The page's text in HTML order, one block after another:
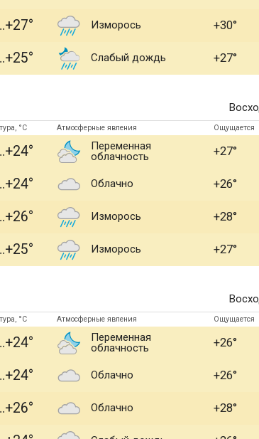
+27 Изморось +30
+25 Слабый дождь +27
°C Атмосферные явления Ощущается
+24
Переменная
облачность
+27
+24 Облачно +26
+26 Изморось +28
+25 Изморось +27
°C Атмосферные явления Ощущается
+24
Переменная
облачность
+26
+24 Облачно +26
+26 Облачно +28